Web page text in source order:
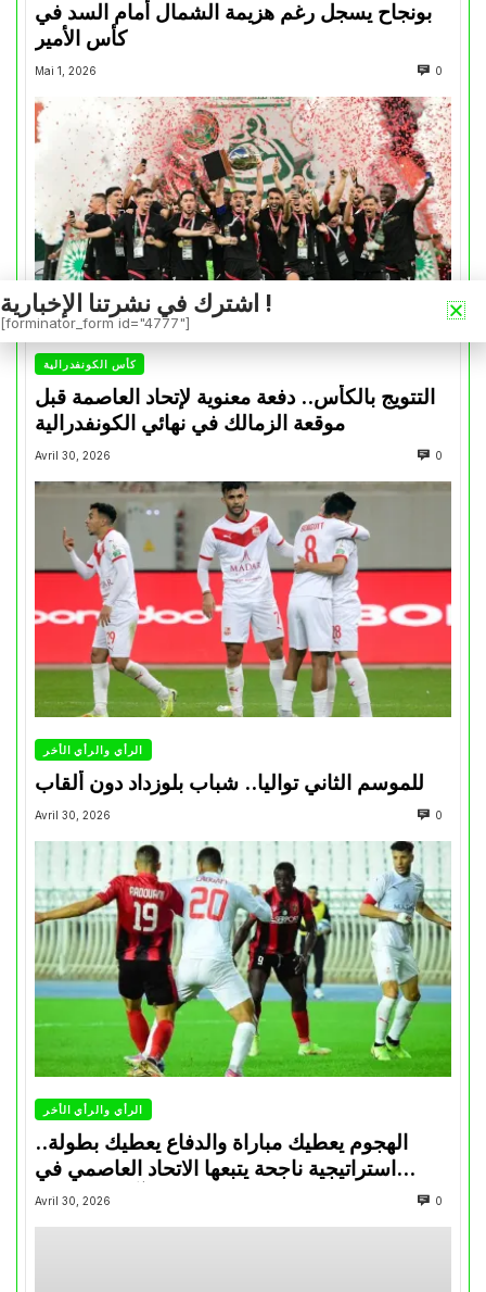
بونجاح يسجل رغم هزيمة الشمال أمام السد في
كأس الأمير
Mai 1, 2026 0
كأس الكونفدرالية
التتويج بالكأس.. دفعة معنوية لإتحاد العاصمة قبل
موقعة الزمالك في نهائي الكونفدرالية
Avril 30, 2026 0
الرأي والرأي الأخر
للموسم الثاني تواليا.. شباب بلوزداد دون ألقاب
Avril 30, 2026 0
الرأي والرأي الأخر
الهجوم يعطيك مباراة والدفاع يعطيك بطولة..
استراتيجية ناجحة يتبعها الاتحاد العاصمي في
تتويجاته آخر السنوات
Avril 30, 2026 0
اشترك في نشرتنا الإخبارية !
[forminator_form id="4777"]